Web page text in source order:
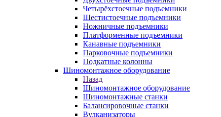
Четырёхстоечные подъемники
Шестистоечные подъемники
Ножничные подъемники
Платформенные подъемники
Канавные подъемники
Парковочные подъемники
Подкатные колонны
Шиномонтажное оборудование
Назад
Шиномонтажное оборудование
Шиномонтажные станки
Балансировочные станки
Вулканизаторы